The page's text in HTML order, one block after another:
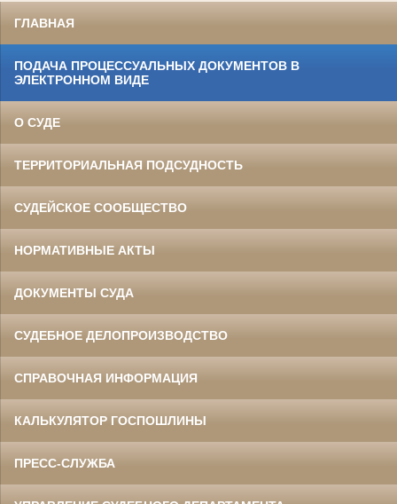
ГЛАВНАЯ
ПОДАЧА ПРОЦЕССУАЛЬНЫХ ДОКУМЕНТОВ В
ЭЛЕКТРОННОМ ВИДЕ
О СУДЕ
ТЕРРИТОРИАЛЬНАЯ ПОДСУДНОСТЬ
СУДЕЙСКОЕ СООБЩЕСТВО
НОРМАТИВНЫЕ АКТЫ
ДОКУМЕНТЫ СУДА
СУДЕБНОЕ ДЕЛОПРОИЗВОДСТВО
СПРАВОЧНАЯ ИНФОРМАЦИЯ
КАЛЬКУЛЯТОР ГОСПОШЛИНЫ
ПРЕСС-СЛУЖБА